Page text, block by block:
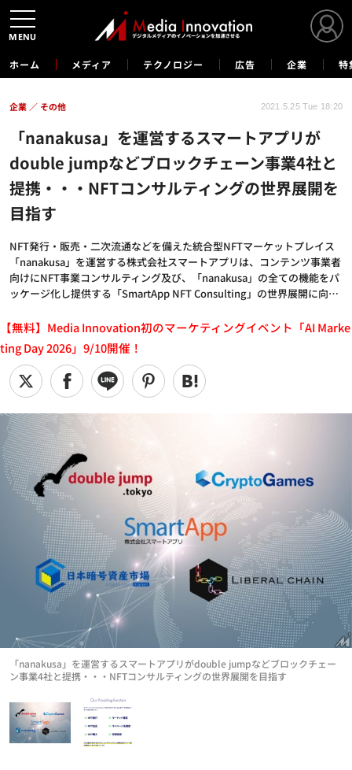
ホーム メディア テクノロジー 広告 企業 特
「nanakusa」を運営するスマートアプリが
double jumpなどブロックチェーン事業4社と
提携・・・NFTコンサルティングの世界展開を
目指す
NFT発行・販売・二次流通などを備えた統合型NFTマーケットプレイス
「nanakusa」を運営する株式会社スマートアプリは、コンテンツ事業者
向けにNFT事業コンサルティング及び、「nanakusa」の全ての機能をパ
ッケージ化し提供する「SmartApp NFT Consulting」の世界展開に向…
企業 その他 2021.5.25 Tue 18:20
【無料】Media Innovation初のマーケティングイベント「AI Marke
ting Day 2026」9/10開催！
「nanakusa」を運営するスマートアプリがdouble jumpなどブロックチェー
ン事業4社と提携・・・NFTコンサルティングの世界展開を目指す
MENU